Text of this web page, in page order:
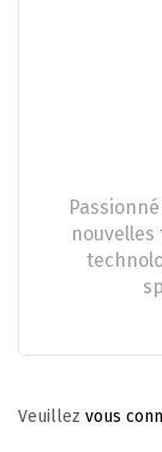
Veuillez vous